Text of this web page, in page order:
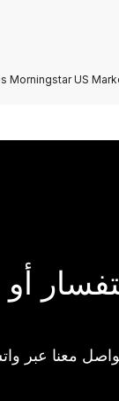
Morningstar US
أو
معنا عبر